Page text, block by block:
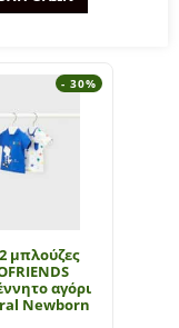
- 30%
μπλούζες
αγόρι
Newborn